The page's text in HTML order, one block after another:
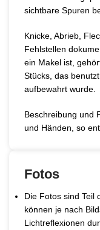
sichtbare Spuren
Knicke, Abrieb,
Fehlstellen
ein Makel ist,
Stücks, das
aufbewahrt wurde.
Beschreibung und
und Händen, so
Fotos
Die Fotos sind Teil
können je nach
Lichtreflexionen